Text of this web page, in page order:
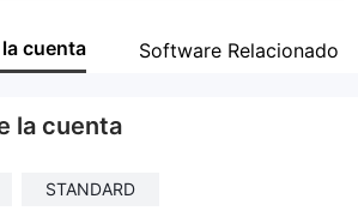
cuenta Software Relacionado
la cuenta
STANDARD